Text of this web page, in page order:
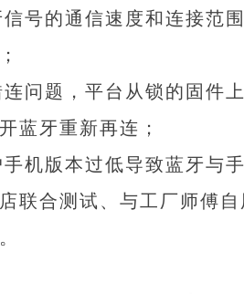
号的通信速度和连接范
问题，平台从锁的固件
蓝牙重新再连；
机版本过低导致蓝牙与
联合测试、与工厂师傅